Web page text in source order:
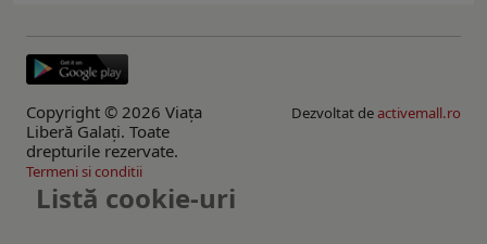
Copyright © 2026 Viaţa
Liberă Galaţi. Toate
drepturile rezervate.
Dezvoltat deactivemall.ro
Termeni si conditii
Listă cookie-uri